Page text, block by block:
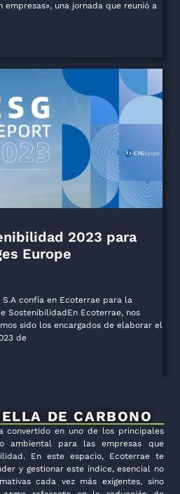
una jornada que reunió a
2023 para
Europe
S.A confía en Ecoterrae para la
SostenibilidadEn Ecoterrae, nos
sido los encargados de elaborar el
de
convertido en uno de los principales
ambiental para las empresas que
En este espacio, Ecoterrae te
y gestionar este índice, esencial no
cada vez más exigentes, sino
DE CARBONO